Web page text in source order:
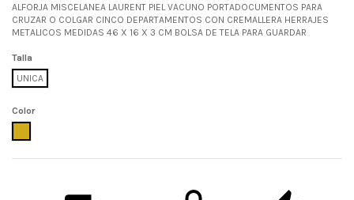
ALFORJA MISCELANEA LAURENT PIEL VACUNO PORTADOCUMENTOS PARA
CRUZAR O COLGAR CINCO DEPARTAMENTOS CON CREMALLERA HERRAJES
METALICOS MEDIDAS 46 X 16 X 3 CM BOLSA DE TELA PARA GUARDAR
Talla
UNICA
Color